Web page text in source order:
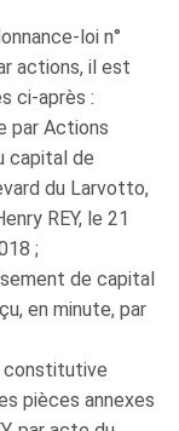
loi n°
actions, il est
ci-après :
par Actions
capital de
du Larvotto,
REY, le 21
;
de capital
en minute, par
constitutive
pièces annexes